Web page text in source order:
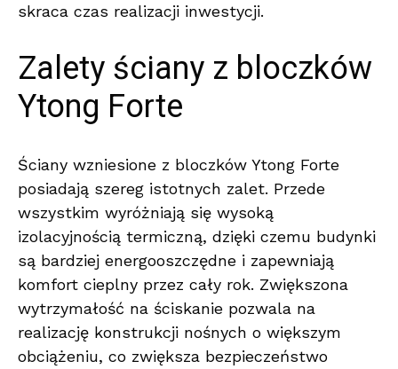
skraca czas realizacji inwestycji.
Zalety ściany z bloczków
Ytong Forte
Ściany wzniesione z bloczków Ytong Forte
posiadają szereg istotnych zalet. Przede
wszystkim wyróżniają się wysoką
izolacyjnością termiczną, dzięki czemu budynki
są bardziej energooszczędne i zapewniają
komfort cieplny przez cały rok. Zwiększona
wytrzymałość na ściskanie pozwala na
realizację konstrukcji nośnych o większym
obciążeniu, co zwiększa bezpieczeństwo